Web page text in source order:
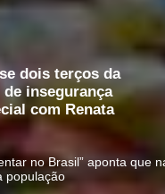
dois terços da
insegurança
com Renata
no Brasil” aponta que
população